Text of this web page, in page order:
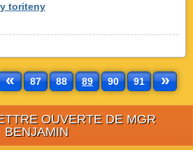
toriteny
« 87 88 89 90 91 »
OUVERTE DE MGR
BENJAMIN